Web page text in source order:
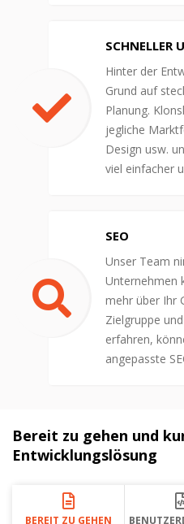
SCHNELLER
Hinter der
Grund auf
Planung.
jegliche
Design usw.
viel einfacher
SEO
Unser Team
Unternehmen
mehr über Ihr
Zielgruppe
erfahren,
angepasste
Bereit zu gehen und
Entwicklungslösung
BEREIT ZU GEHEN